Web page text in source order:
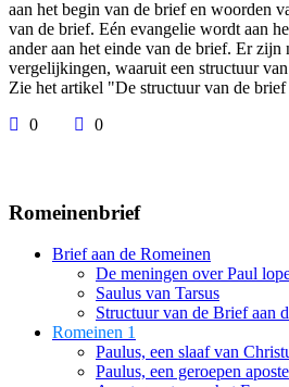
aan het begin van de brief en woorden
van de brief. Eén evangelie wordt aan
ander aan het einde van de brief. Er zijn
vergelijkingen, waaruit een structuur
Zie het artikel "De structuur van de
0
0
Romeinenbrief
Brief aan de Romeinen
De meningen over Paul
Saulus van Tarsus
Structuur van de Brief aan
Romeinen 1
Paulus, een slaaf van
Paulus, een geroepen